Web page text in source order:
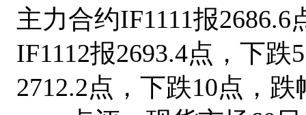
主力合约IF1111报
IF1112报2693.4点，下跌
2712.2点，下跌10点，跌